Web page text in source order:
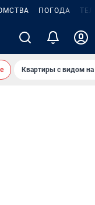
ПОГОДА
Квартиры с видом на